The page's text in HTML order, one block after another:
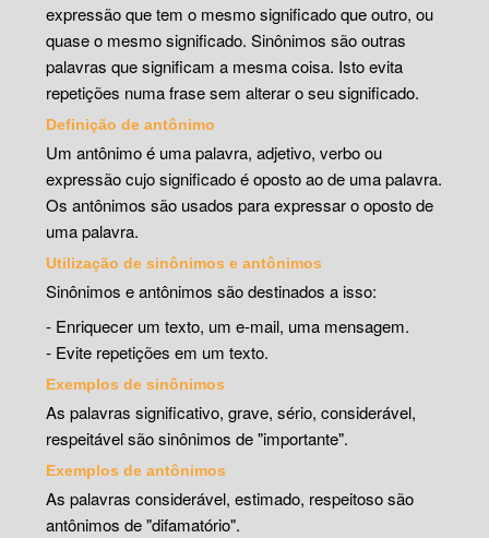
expressão que tem o mesmo significado que outro, ou
quase o mesmo significado. Sinônimos são outras
palavras que significam a mesma coisa. Isto evita
repetições numa frase sem alterar o seu significado.
Definição de antônimo
Um antônimo é uma palavra, adjetivo, verbo ou
expressão cujo significado é oposto ao de uma palavra.
Os antônimos são usados para expressar o oposto de
uma palavra.
Utilização de sinônimos e antônimos
Sinônimos e antônimos são destinados a isso:
- Enriquecer um texto, um e-mail, uma mensagem.
- Evite repetições em um texto.
Exemplos de sinônimos
As palavras significativo, grave, sério, considerável,
respeitável são sinônimos de "importante".
Exemplos de antônimos
As palavras considerável, estimado, respeitoso são
antônimos de "difamatório".